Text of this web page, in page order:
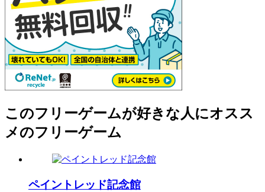
このフリーゲームが好きな人にオスス
メのフリーゲーム
ペイントレッド記念館